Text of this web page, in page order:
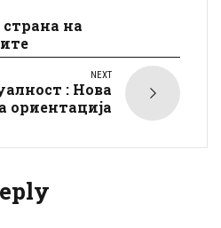
на
NEXT
: Нова
ориентација